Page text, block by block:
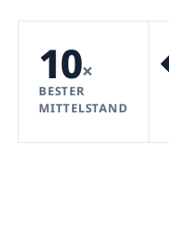
10×
BESTER
MITTELSTAND